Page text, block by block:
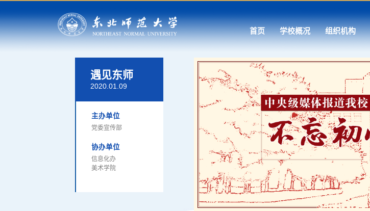
首页 学校概况 组织机构
遇见东师
2020.01.09
主办单位
党委宣传部
协办单位
信息化办
美术学院